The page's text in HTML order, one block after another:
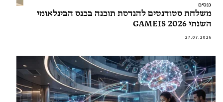
כנסים
משלחת סטודנטים להנדסת תוכנה בכנס הבינלאומי
השנתי GAMEIS 2026
27.07.2026